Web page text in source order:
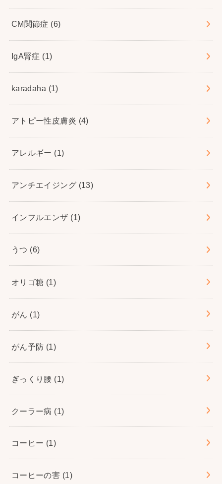
CM関節症 (6)
IgA腎症 (1)
karadaha (1)
アトピー性皮膚炎 (4)
アレルギー (1)
アンチエイジング (13)
インフルエンザ (1)
うつ (6)
オリゴ糖 (1)
がん (1)
がん予防 (1)
ぎっくり腰 (1)
クーラー病 (1)
コーヒー (1)
コーヒーの害 (1)